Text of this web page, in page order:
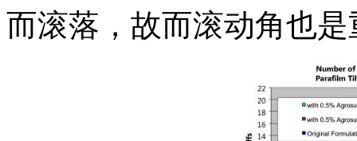
而滚落，故而滚动角也